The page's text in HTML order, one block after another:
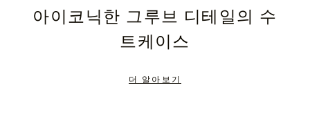
아이코닉한 그루브 디테일의 수
트케이스
더 알아보기